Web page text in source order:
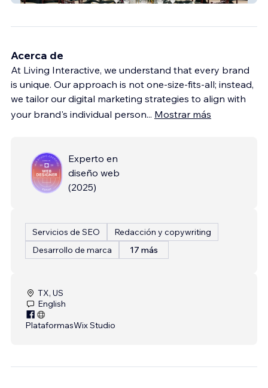
Acerca de
At Living Interactive, we understand that every brand
is unique. Our approach is not one-size-fits-all; instead,
we tailor our digital marketing strategies to align with
your brand's individual person... Mostrar más
Experto en
diseño web
(2025)
Servicios de SEO
Redacción y copywriting
Desarrollo de marca
17 más
TX, US
English
PlataformasWix Studio